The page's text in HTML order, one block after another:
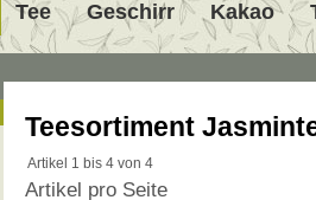
Tee Geschirr Kakao
Jasmintee
Teeproduktion durch Beigabe
Teesortiment
Artikel 1 bis 4 von 4
Artikel pro Seite